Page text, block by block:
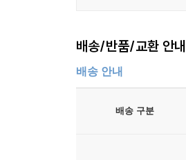
배송/반품/교환 안내
배송 안내
배송 구분